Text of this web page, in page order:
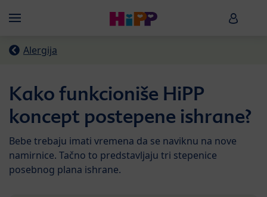
Menü HiPP
Alergija
Kako funkcioniše HiPP
koncept postepene ishrane?
Bebe trebaju imati vremena da se naviknu na nove
namirnice. Tačno to predstavljaju tri stepenice
posebnog plana ishrane.